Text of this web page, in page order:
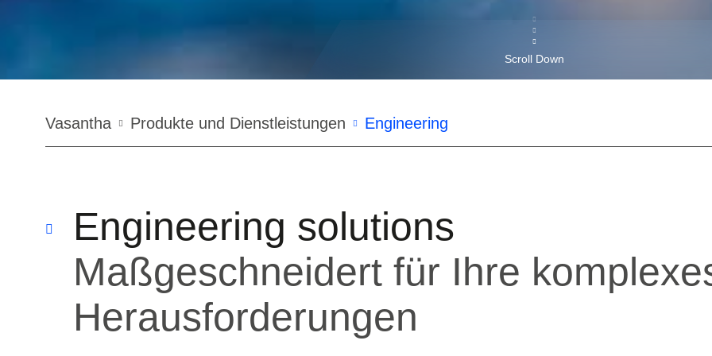
Scroll Down
Pfadnavigation
Vasantha Produkte und Dienstleistungen Engineering
Engineering solutions
Maßgeschneidert für Ihre
Herausforderungen